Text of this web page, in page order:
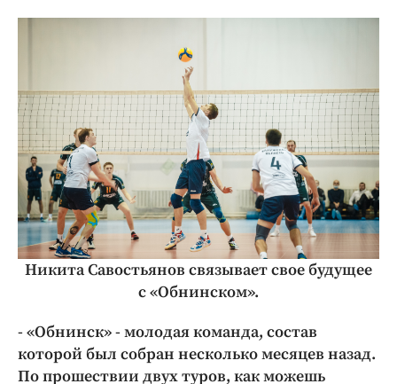
Никита Савостьянов связывает свое будущее
с«Обнинском».
- «Обнинск» - молодая команда, состав
которой был собран несколько месяцев назад.
По прошествии двух туров, как можешь